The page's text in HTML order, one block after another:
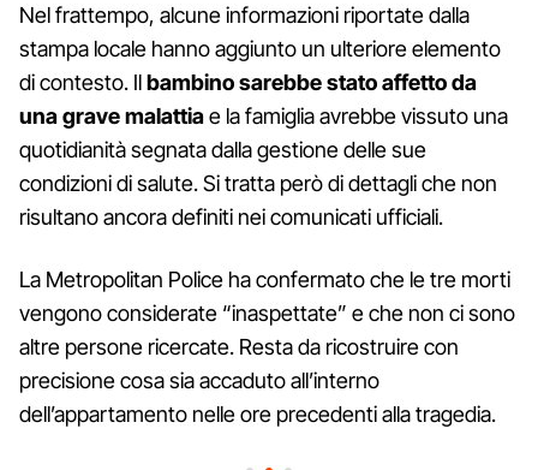
Nel frattempo, alcune informazioni riportate dalla
stampa locale hanno aggiunto un ulteriore elemento
di contesto. Ilbambino sarebbe stato affetto da
una grave malattiae la famiglia avrebbe vissuto una
quotidianità segnata dalla gestione delle sue
condizioni di salute. Si tratta però di dettagli che non
risultano ancora definiti nei comunicati ufficiali.
La Metropolitan Police ha confermato che le tre morti
vengono considerate “inaspettate” e che non ci sono
altre persone ricercate. Resta da ricostruire con
precisione cosa sia accaduto all’interno
dell’appartamento nelle ore precedenti alla tragedia.